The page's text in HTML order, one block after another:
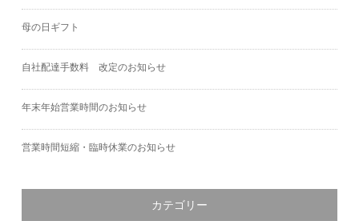
母の日ギフト
自社配達手数料 改定のお知らせ
年末年始営業時間のお知らせ
営業時間短縮・臨時休業のお知らせ
カテゴリー